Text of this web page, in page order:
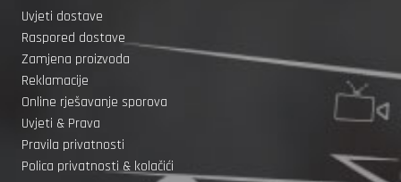
Uvjeti dostave
Raspored dostave
Zamjena proizvoda
Reklamacije
Online rješavanje sporova
Uvjeti & Prava
Pravila privatnosti
Polica privatnosti & kolačići